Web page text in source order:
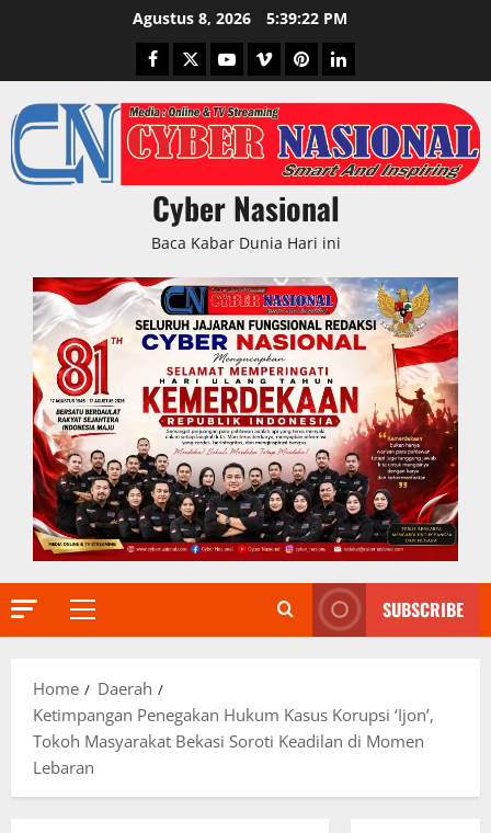
Agustus 8, 2026 5:39:23 PM
Facebook
TwitterYoutubeVimeoPinterestLinkedIn
Cyber Nasional
Baca Kabar Dunia Hari ini
Primary
SUBSCRIBE
Home
Daerah
Ketimpangan Penegakan Hukum Kasus Korupsi ‘Ijon’,
Tokoh Masyarakat Bekasi Soroti Keadilan di Momen
Lebaran